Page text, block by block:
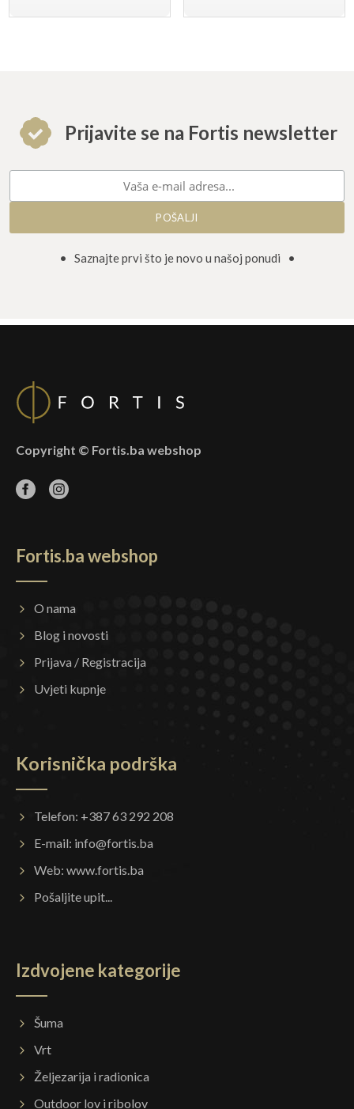
Prijavite se na Fortis newsletter
• Saznajte prvi što je novo u našoj ponudi •
Copyright © Fortis.ba webshop
Fortis.ba webshop
O nama
Blog i novosti
Prijava / Registracija
Uvjeti kupnje
Korisnička podrška
Telefon: +387 63 292 208
E-mail: info@fortis.ba
Web: www.fortis.ba
Pošaljite upit...
Izdvojene kategorije
Šuma
Vrt
Željezarija i radionica
Outdoor lov i ribolov